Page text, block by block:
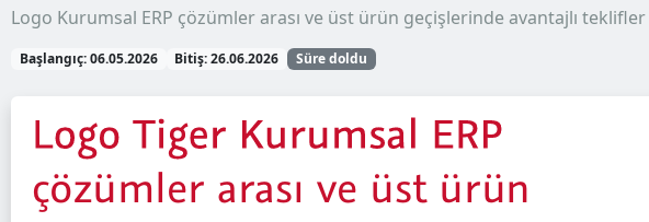
Logo Kurumsal ERP çözümler arası ve üst ürün geçişlerinde avantajlı teklifler
Başlangıç: 06.05.2026 Bitiş: 26.06.2026 Süre doldu